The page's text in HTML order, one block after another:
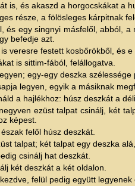
is, és akaszd a horgocskákat a
része, a fölösleges kárpitnak
és egy singnyi másfelől, abból,
befedje azt.
veresre festett kosbőrökből, és
is sittim-fából, felállogatva.
egy-egy deszka szélessége
legyen, egyik a másiknak
a hajlékhoz: húsz deszkát a
ezüst talpat csinálj, két
képest.
felől húsz deszkát.
talpat; két talpat egy deszka
csinálj hat deszkát.
két deszkát a két oldalon.
felül pedig együtt